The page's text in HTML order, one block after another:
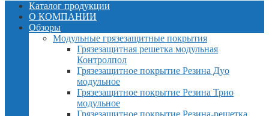
Каталог продукции
О КОМПАНИИ
Обзоры
Модульные грязезащитные покрытия
Грязезащитная решетка модульная
Контролпол
Грязезащитное покрытие Резина Дуо
модульное
Грязезащитное покрытие Резина Трио
модульное
Грязезащитное покрытие Резина-решетка